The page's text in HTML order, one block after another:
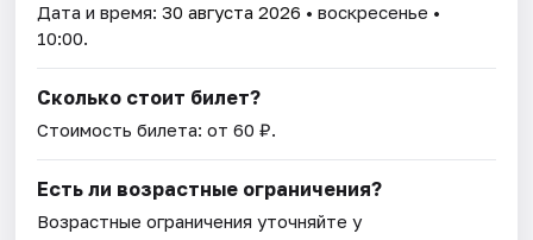
Дата и время:30 августа 2026 • воскресенье •
10:00.
Сколько стоит билет?
Стоимость билета: от 60 ₽.
Есть ли возрастные ограничения?
Возрастные ограничения уточняйте у